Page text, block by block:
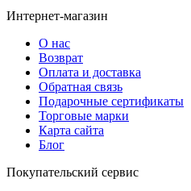
Интернет-магазин
О нас
Возврат
Оплата и доставка
Обратная связь
Подарочные сертификаты
Торговые марки
Карта сайта
Блог
Покупательский сервис